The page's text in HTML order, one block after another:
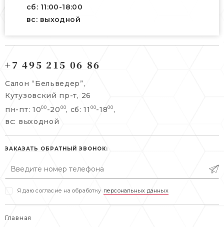
сб: 11:00-18:00
вс: выходной
info@belveder-e.ru
пн-пт: 10:00-20:00
сб, вс: выходной
Берсеневский переулок, 3/10с7
+7 495 477 45 43
info@belveder-e.ru
пн-пт: 10:00-19:00
сб: выходной
+7 495 215 06 86
Салон “Бельведер”,
Кутузовский пр-т, 26
пн-пт: 1000 -20 00, сб: 11 00-1800 ,
вс: выходной
ЗАКАЗАТЬ ОБРАТНЫЙ ЗВОНОК:
Я даю согласие на обработку персональных данных
Главная